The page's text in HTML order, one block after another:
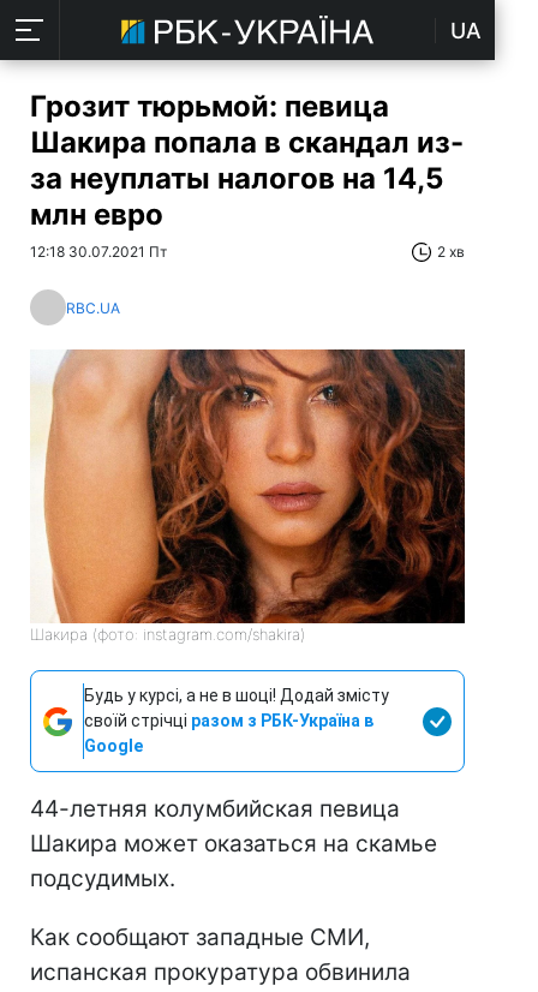
UA
Грозит тюрьмой: певица
Шакира попала в скандал из-
за неуплаты налогов на 14,5
млн евро
12:18 30.07.2021 Пт 2 хв
RBC.UA
Шакира (фото: instagram.com/shakira)
Будь у курсі, а не в шоці! Додай змісту
своїй стрічці разом з РБК-Україна в
Google
44-летняя колумбийская певица
Шакира может оказаться на скамье
подсудимых.
Как сообщают западные СМИ,
испанская прокуратура обвинила